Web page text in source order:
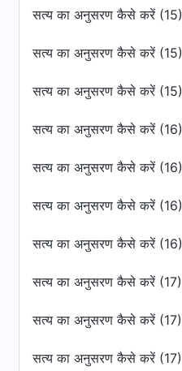
सत्य का अनुसरण कैसे करें (15)
सत्य का अनुसरण कैसे करें (15)
सत्य का अनुसरण कैसे करें (15)
सत्य का अनुसरण कैसे करें (16)
सत्य का अनुसरण कैसे करें (16)
सत्य का अनुसरण कैसे करें (16)
सत्य का अनुसरण कैसे करें (16)
सत्य का अनुसरण कैसे करें (17)
सत्य का अनुसरण कैसे करें (17)
सत्य का अनुसरण कैसे करें (17)